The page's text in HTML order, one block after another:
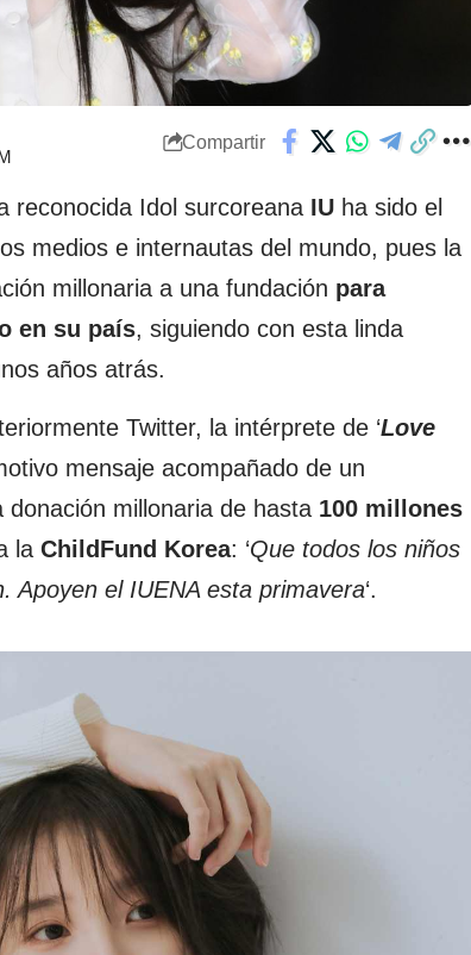
Compartir
reconocida Idol surcoreana IU ha sido el
medios e internautas del mundo, pues la
millonaria a una fundación para
en su país, siguiendo con esta linda
años atrás.
Twitter, la intérprete de ‘Love
mensaje acompañado de un
millonaria de hasta 100 millones
la ChildFund Korea: ‘Que todos los niños
Apoyen el IUENA esta primavera‘.